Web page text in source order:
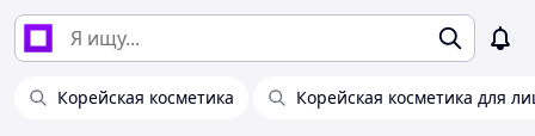
Корейская косметика Корейская косметика для